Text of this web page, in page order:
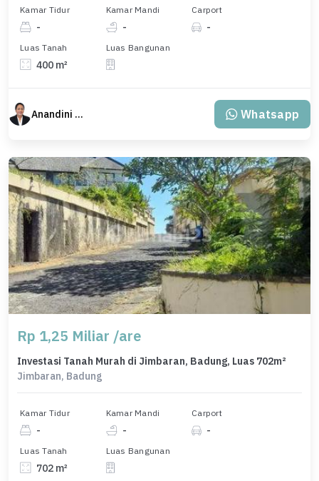
Kamar Tidur
-
Kamar Mandi
-
Carport
-
Luas Tanah
400 m²
Luas Bangunan
Anandini Property Whatsapp
Rp 1,25 Miliar /are
Investasi Tanah Murah di Jimbaran, Badung, Luas 702m²
Jimbaran, Badung
Kamar Tidur
-
Kamar Mandi
-
Carport
-
Luas Tanah
702 m²
Luas Bangunan